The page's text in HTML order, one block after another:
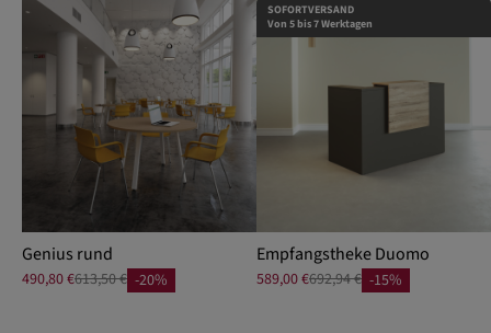
Genius rund
490,80 €613,50 € -20%
SOFORTVERSAND
Von 5 bis 7 Werktagen
Empfangstheke Duomo
589,00 €692,94 € -15%